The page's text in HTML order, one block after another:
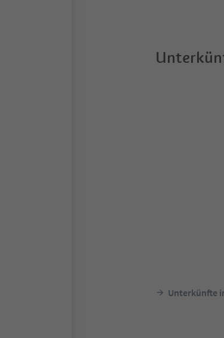
Unterkünfte